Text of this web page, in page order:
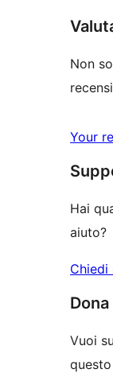
Non
Your
Hai
aiuto?
Dona
Vuoi